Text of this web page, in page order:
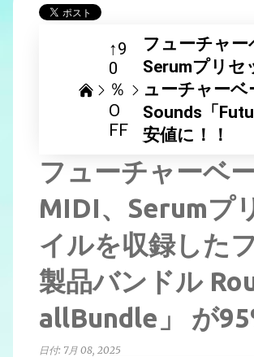
↑9
0
％
O
FF
フューチャー
Serumプリセ
ューチャー
Sounds「
安値に！！
フューチャーベ
MIDI、Serumプ
イルを収録した
製品バンドル
allBundle」 が
日付: 7月 08, 2025